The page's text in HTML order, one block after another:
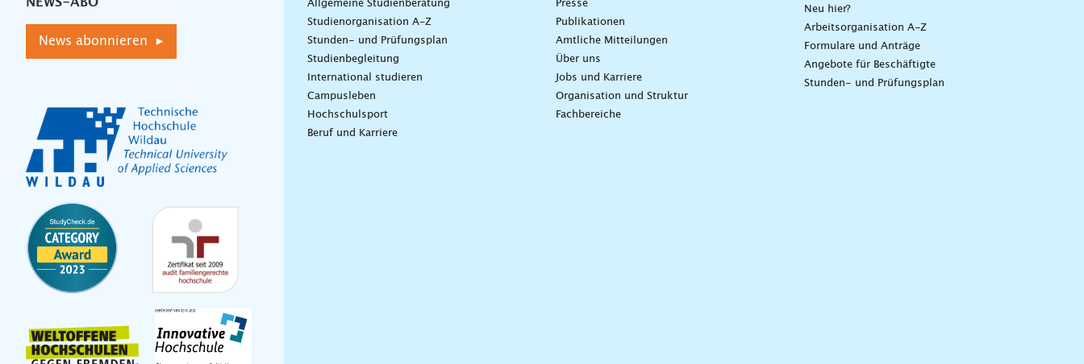
News abonnieren ▸
Allgemeine Studienberatung
Studienorganisation A-Z
Stunden- und Prüfungsplan
Studienbegleitung
International studieren
Campusleben
Hochschulsport
Beruf und Karriere
Presse
Publikationen
Amtliche Mitteilungen
Über uns
Jobs und Karriere
Organisation und Struktur
Fachbereiche
Neu hier?
Arbeitsorganisation A-Z
Formulare und Anträge
Angebote für Beschäftigte
Stunden- und Prüfungsplan